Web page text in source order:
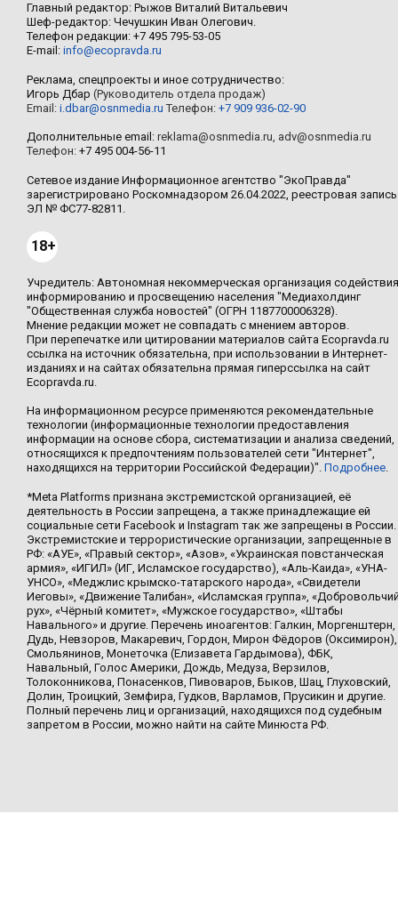
Главный редактор: Рыжов Виталий Витальевич
Шеф-редактор: Чечушкин Иван Олегович.
Телефон редакции: +7 495 795-53-05
E-mail: info@ecopravda.ru
Реклама, спецпроекты и иное сотрудничество:
Игорь Дбар (Руководитель отдела продаж)
Email: i.dbar@osnmedia.ru Телефон: +7 909 936-02-90
Дополнительные email: reklama@osnmedia.ru, adv@osnmedia.ru
Телефон: +7 495 004-56-11
Сетевое издание Информационное агентство "ЭкоПравда"
зарегистрировано Роскомнадзором 26.04.2022, реестровая запись
ЭЛ № ФС77-82811.
18+
Учредитель: Автономная некоммерческая организация содействия
информированию и просвещению населения "Медиахолдинг
"Общественная служба новостей" (ОГРН 1187700006328).
Мнение редакции может не совпадать с мнением авторов.
При перепечатке или цитировании материалов сайта Ecopravda.ru
ссылка на источник обязательна, при использовании в Интернет-
изданиях и на сайтах обязательна прямая гиперссылка на сайт
Ecopravda.ru.
На информационном ресурсе применяются рекомендательные
технологии (информационные технологии предоставления
информации на основе сбора, систематизации и анализа сведений,
относящихся к предпочтениям пользователей сети "Интернет",
находящихся на территории Российской Федерации)". Подробнее.
*Meta Platforms признана экстремистской организацией, её
деятельность в России запрещена, а также принадлежащие ей
социальные сети Facebook и Instagram так же запрещены в России.
Экстремистские и террористические организации, запрещенные в
РФ: «АУЕ», «Правый сектор», «Азов», «Украинская повстанческая
армия», «ИГИЛ» (ИГ, Исламское государство), «Аль-Каида», «УНА-
УНСО», «Меджлис крымско-татарского народа», «Свидетели
Иеговы», «Движение Талибан», «Исламская группа»,
рух», «Чёрный комитет», «Мужское государство», «Штабы
Навального» и другие. Перечень иноагентов: Галкин, Моргенштерн,
Дудь, Невзоров, Макаревич, Гордон, Мирон Фёдоров (Оксимирон),
Смольянинов, Монеточка (Елизавета Гардымова), ФБК,
Навальный, Голос Америки, Дождь, Медуза, Верзилов,
Толоконникова, Понасенков, Пивоваров, Быков, Шац, Глуховский,
Долин, Троицкий, Земфира, Гудков, Варламов, Прусикин и другие.
Полный перечень лиц и организаций, находящихся под судебным
запретом в России, можно найти на сайте Минюста РФ.